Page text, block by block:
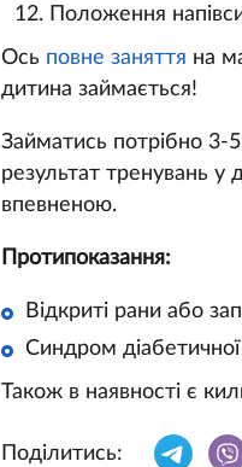
Положення
Ось повне заняття на
дитина займається!
Займатись потрібно 3-
результат тренувань у
впевненою.
Протипоказання:
Відкриті рани або
Синдром
Також в наявності є
Поділитись: